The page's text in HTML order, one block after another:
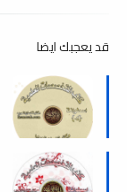
قد يعجبك ايضا